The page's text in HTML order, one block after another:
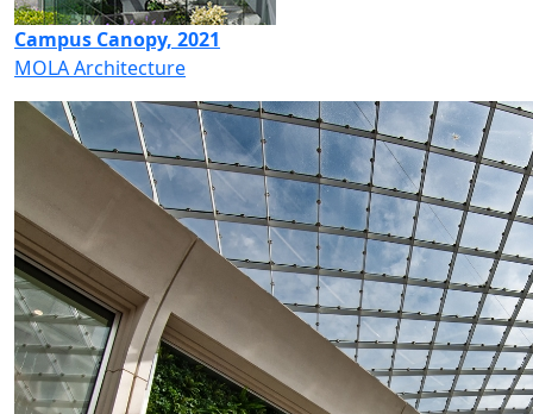
Campus Canopy, 2021
MOLA Architecture